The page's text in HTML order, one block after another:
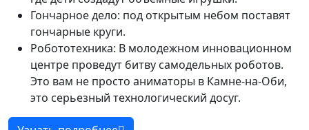
Гончарное дело: под открытым небом поставят
гончарные круги.
Робототехника: В молодежном инновационном
центре проведут битву самодельных роботов.
Это вам не просто аниматоры в Камне-на-Оби,
это серьезный технологический досуг.